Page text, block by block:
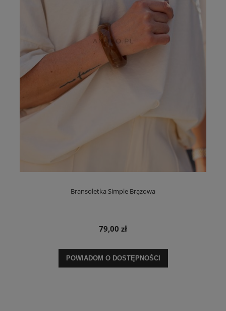
Bransoletka Simple Brązowa
79,00 zł
POWIADOM O DOSTĘPNOŚCI